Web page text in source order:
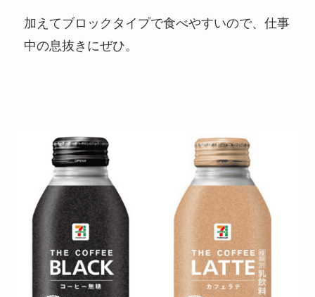
加えてブロックタイプで食べやすいので、仕事
中の息抜きにぜひ。